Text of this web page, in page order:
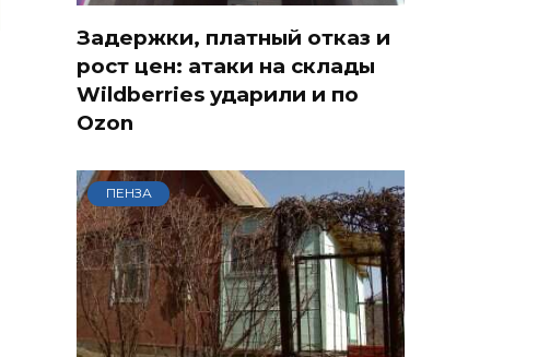
Задержки, платный отказ и
рост цен: атаки на склады
Wildberries ударили и по
Ozon
ПЕНЗА